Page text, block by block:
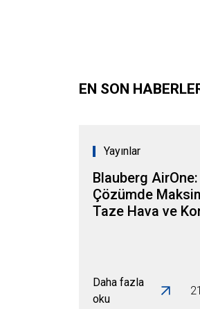
EN SON
Yayınlar
Blauberg
Çözümde
Taze Hava ve
Daha fazla
oku